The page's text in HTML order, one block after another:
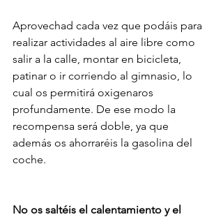
Aprovechad cada vez que podáis para
realizar actividades al aire libre como
salir a la calle, montar en bicicleta,
patinar o ir corriendo al gimnasio, lo
cual os permitirá oxigenaros
profundamente. De ese modo la
recompensa será doble, ya que
además os ahorraréis la gasolina del
coche.
No os saltéis el calentamiento y el